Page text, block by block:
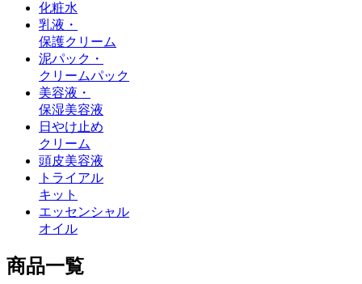
化粧水
乳液・
保護クリーム
泥パック・
クリームパック
美容液・
保湿美容液
日やけ止め
クリーム
頭皮美容液
トライアル
キット
エッセンシャル
オイル
商品一覧